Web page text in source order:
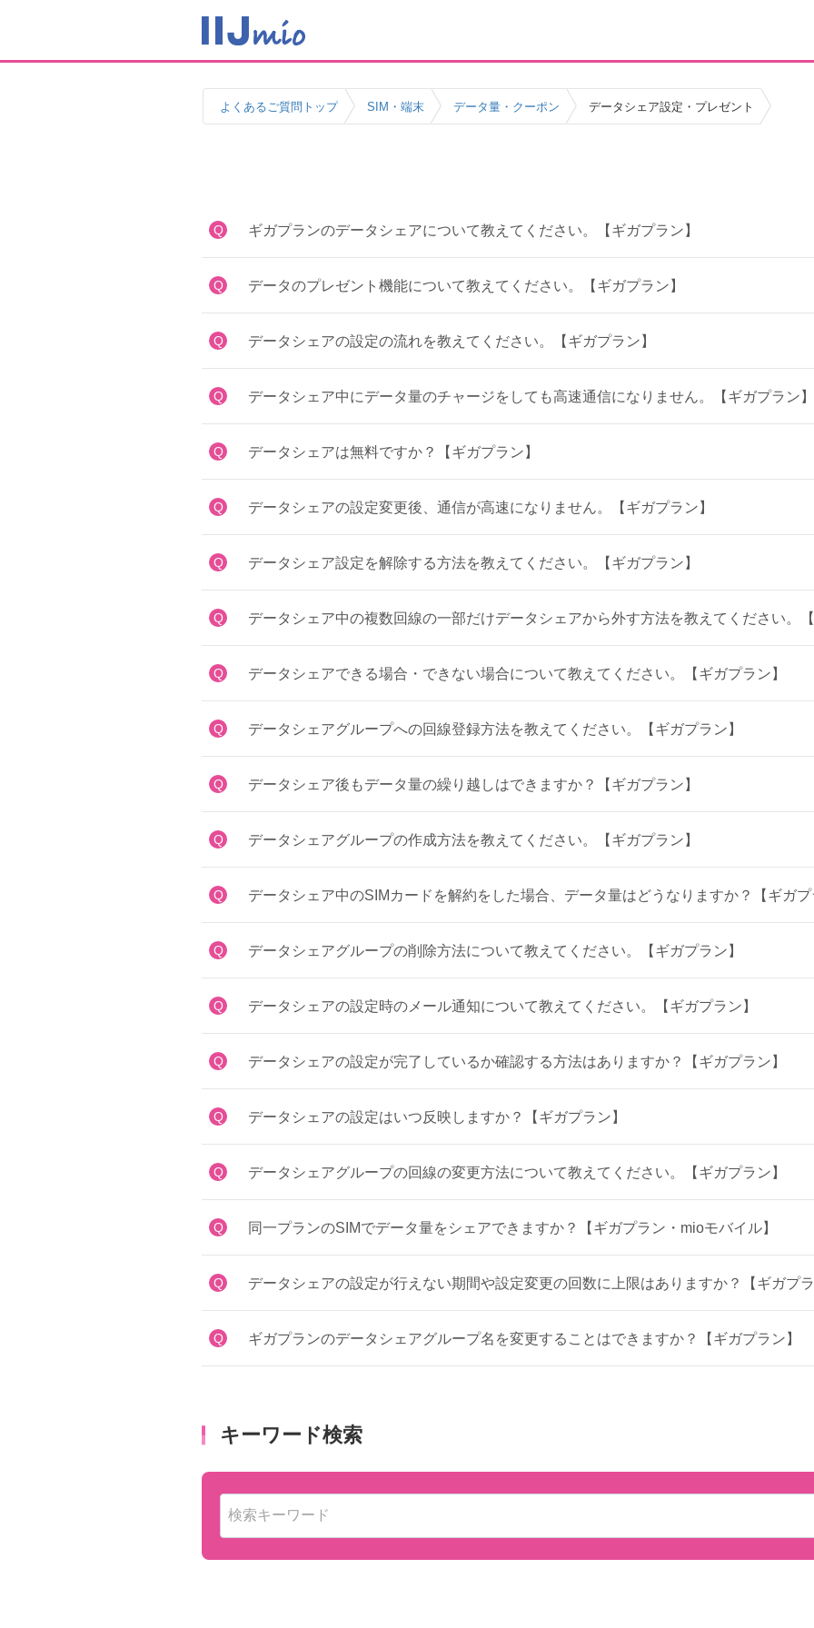
よくあるご質問トップ SIM・端末 データ量・クーポン データシェア設定・プレゼント
Q ギガプランのデータシェアについて教えてください。【ギガプラン】
Q データのプレゼント機能について教えてください。【ギガプラン】
Q データシェアの設定の流れを教えてください。【ギガプラン】
Q データシェア中にデータ量のチャージをしても高速通信になりません。【ギガプラン】
Q データシェアは無料ですか？【ギガプラン】
Q データシェアの設定変更後、通信が高速になりません。【ギガプラン】
Q データシェア設定を解除する方法を教えてください。【ギガプラン】
Q データシェア中の複数回線の一部だけデータシェアから外す方法を教えてください。
Q データシェアできる場合・できない場合について教えてください。【ギガプラン】
Q データシェアグループへの回線登録方法を教えてください。【ギガプラン】
Q データシェア後もデータ量の繰り越しはできますか？【ギガプラン】
Q データシェアグループの作成方法を教えてください。【ギガプラン】
Q データシェア中のSIMカードを解約をした場合、データ量はどうなりますか？【ギガ
Q データシェアグループの削除方法について教えてください。【ギガプラン】
Q データシェアの設定時のメール通知について教えてください。【ギガプラン】
Q データシェアの設定が完了しているか確認する方法はありますか？【ギガプラン】
Q データシェアの設定はいつ反映しますか？【ギガプラン】
Q データシェアグループの回線の変更方法について教えてください。【ギガプラン】
Q 同一プランのSIMでデータ量をシェアできますか？【ギガプラン・mioモバイル】
Q データシェアの設定が行えない期間や設定変更の回数に上限はありますか？【ギガプ
Q ギガプランのデータシェアグループ名を変更することはできますか？【ギガプラン】